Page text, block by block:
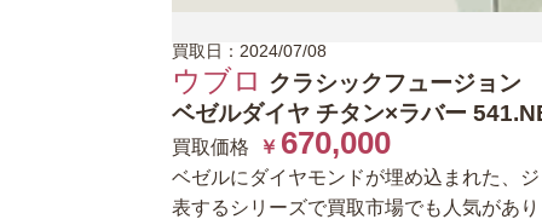
買取日：2024/07/08
ウブロ クラシックフュージョン
ベゼルダイヤ チタン×ラバー
買取価格 ￥ 670,000
ベゼルにダイヤモンドが埋め込まれた、
表するシリーズで買取市場でも人気があ